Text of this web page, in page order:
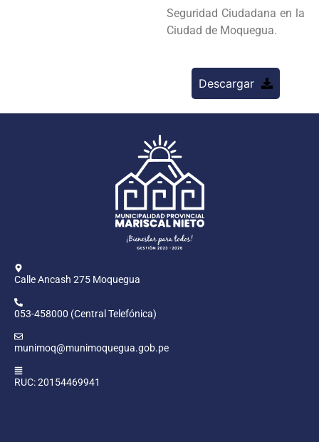
Seguridad Ciudadana en la
Ciudad de Moquegua.
Descargar
Calle Ancash 275 Moquegua
053-458000 (Central Telefónica)
munimoq@munimoquegua.gob.pe
RUC: 20154469941